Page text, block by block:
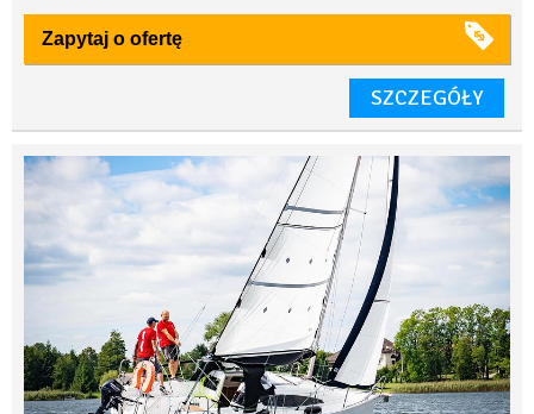
Zapytaj o ofertę
SZCZEGÓŁY